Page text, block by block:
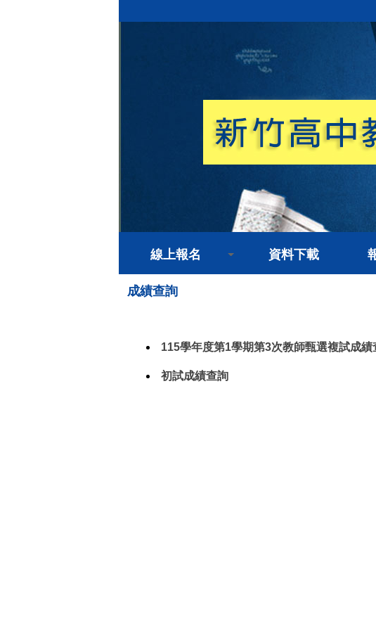
線上報名 資料下載
成績查詢
115學年度第1學期第3次教師甄選複試成績
初試成績查詢